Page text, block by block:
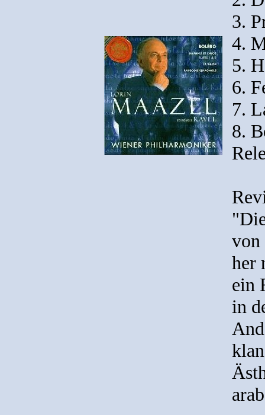
3.
4.
5.
6.
7.
8.
von
her
ein
in